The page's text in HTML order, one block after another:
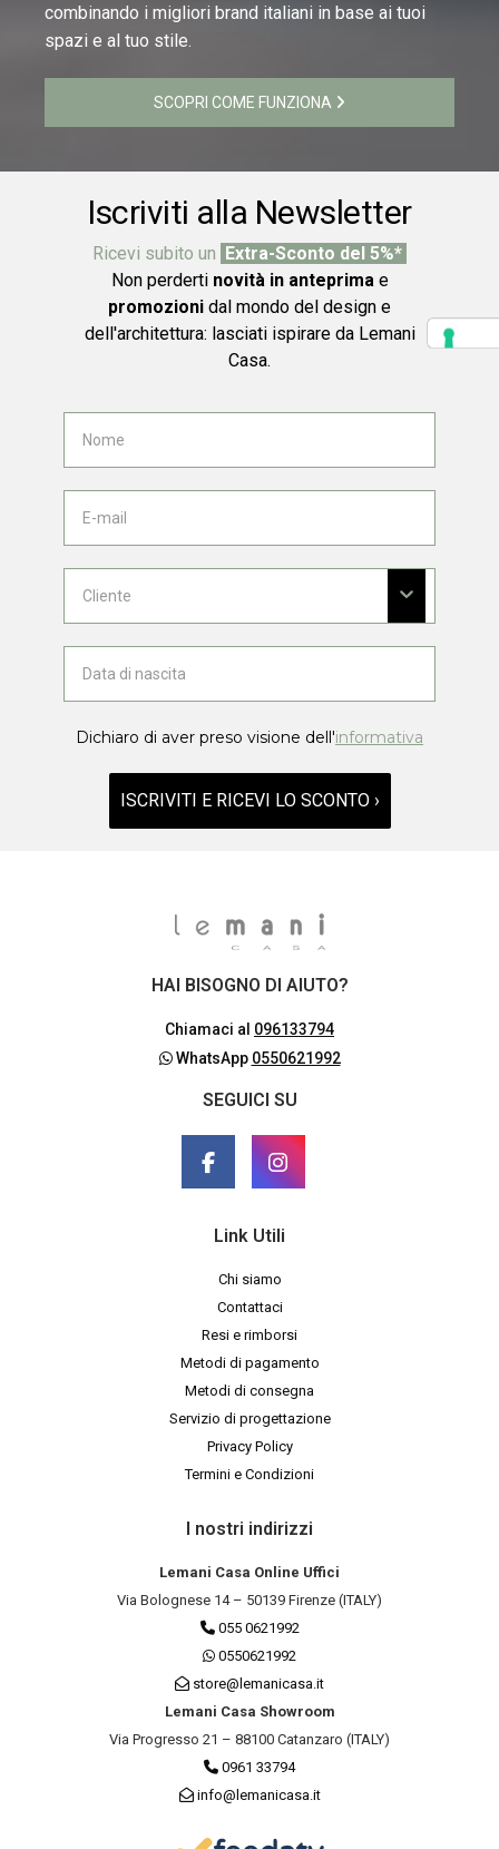
combinando i migliori brand italiani in base ai tuoi
spazi e al tuo stile.
SCOPRI COME FUNZIONA
Iscriviti alla Newsletter
Ricevi subito un Extra-Sconto del 5%*
Non perderti novità in anteprima e
promozioni dal mondo del design e
dell'architettura: lasciati ispirare da Lemani
Casa.
Dichiaro di aver preso visione dell'informativa
ISCRIVITI E RICEVI LO SCONTO ›
HAI BISOGNO DI AIUTO?
Chiamaci al 096133794
WhatsApp 0550621992
SEGUICI SU
Link Utili
Chi siamo
Contattaci
Resi e rimborsi
Metodi di pagamento
Metodi di consegna
Servizio di progettazione
Privacy Policy
Termini e Condizioni
I nostri indirizzi
Lemani Casa Online Uffici
Via Bolognese 14 – 50139 Firenze (ITALY)
055 0621992
0550621992
store@lemanicasa.it
Lemani Casa Showroom
Via Progresso 21 – 88100 Catanzaro (ITALY)
0961 33794
info@lemanicasa.it